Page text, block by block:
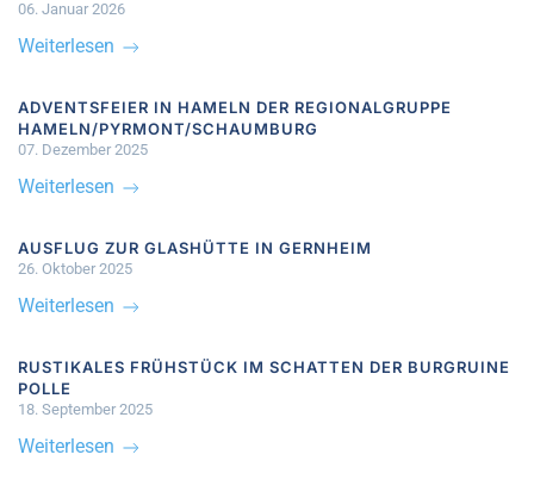
06. Januar 2026
Weiterlesen
ADVENTSFEIER IN HAMELN DER REGIONALGRUPPE
HAMELN/PYRMONT/SCHAUMBURG
07. Dezember 2025
Weiterlesen
AUSFLUG ZUR GLASHÜTTE IN GERNHEIM
26. Oktober 2025
Weiterlesen
RUSTIKALES FRÜHSTÜCK IM SCHATTEN DER BURGRUINE
POLLE
18. September 2025
Weiterlesen